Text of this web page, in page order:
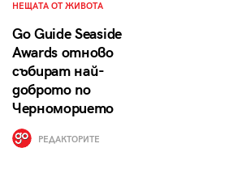
НЕЩАТА ОТ ЖИВОТА
Go Guide Seaside
Awards отново
събират най-
доброто по
Черноморието
РЕДАКТОРИТЕ